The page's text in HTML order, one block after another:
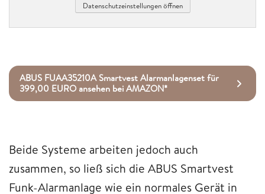
Datenschutzeinstellungen öffnen
ABUS FUAA35210A Smartvest Alarmanlagenset für
399,00 EURO ansehen bei AMAZON*
Beide Systeme arbeiten jedoch auch
zusammen, so ließ sich die ABUS Smartvest
Funk-Alarmanlage wie ein normales Gerät in